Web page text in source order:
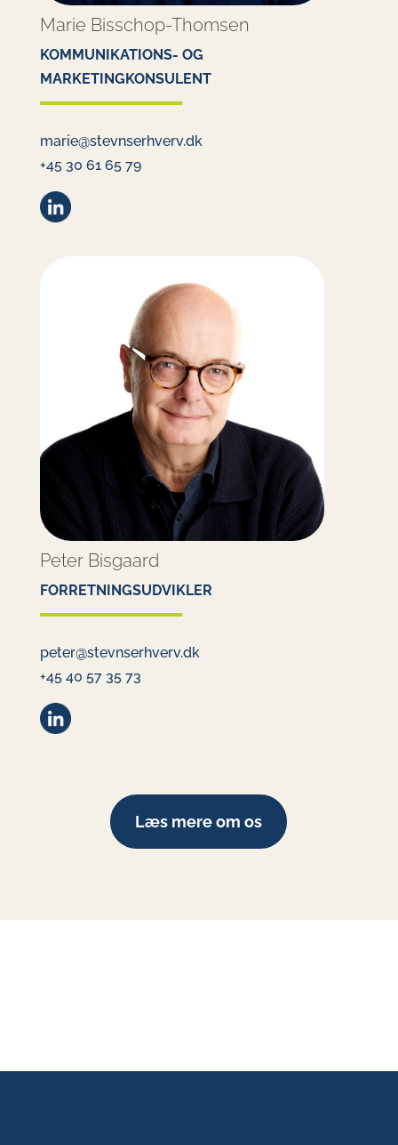
Marie Bisschop-Thomsen
KOMMUNIKATIONS- OG
MARKETINGKONSULENT
marie@stevnserhverv.dk
‭+45 30 61 65 79‬
Peter Bisgaard
FORRETNINGSUDVIKLER
peter@stevnserhverv.dk
+45 40 57 35 73
Læs mere om os